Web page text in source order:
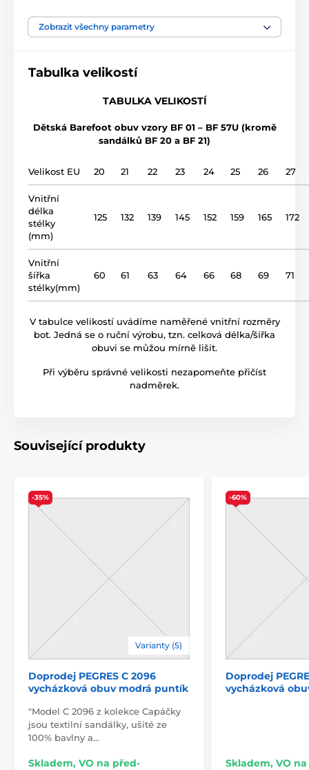
šíře chodidla
vycházková obuv
svršek kůže
podrážka
drop)
název modelu BF 40
Zobrazit všechny parametry
Tabulka velikostí
TABULKA VELIKOSTÍ
Dětská Barefoot obuv vzory BF 01 – BF 57U (kromě
sandálků BF 20 a BF 21)
Velikost EU 20 21 22 23 24 25 26 27
Vnitřní
délka
stélky
(mm)
125 132 139 145 152 159 165 172
Vnitřní
šířka
stélky(mm)
60 61 63 64 66 68 69 71
V tabulce velikostí uvádíme naměřené vnitřní rozměry
bot. Jedná se o ruční výrobu, tzn. celková délka/šířka
obuvi se můžou mírně lišit.
Při výběru správné velikosti nezapomeňte přičíst
nadměrek.
Související produkty
-35%
Varianty (5)
Doprodej PEGRES C 2096
vycházková obuv modrá puntík
"Model C 2096 z kolekce Capáčky
jsou textilní sandálky, ušité ze
100% bavlny a…
Skladem, VO na před-
-60%
Doprodej
vycházková
Skladem, VO